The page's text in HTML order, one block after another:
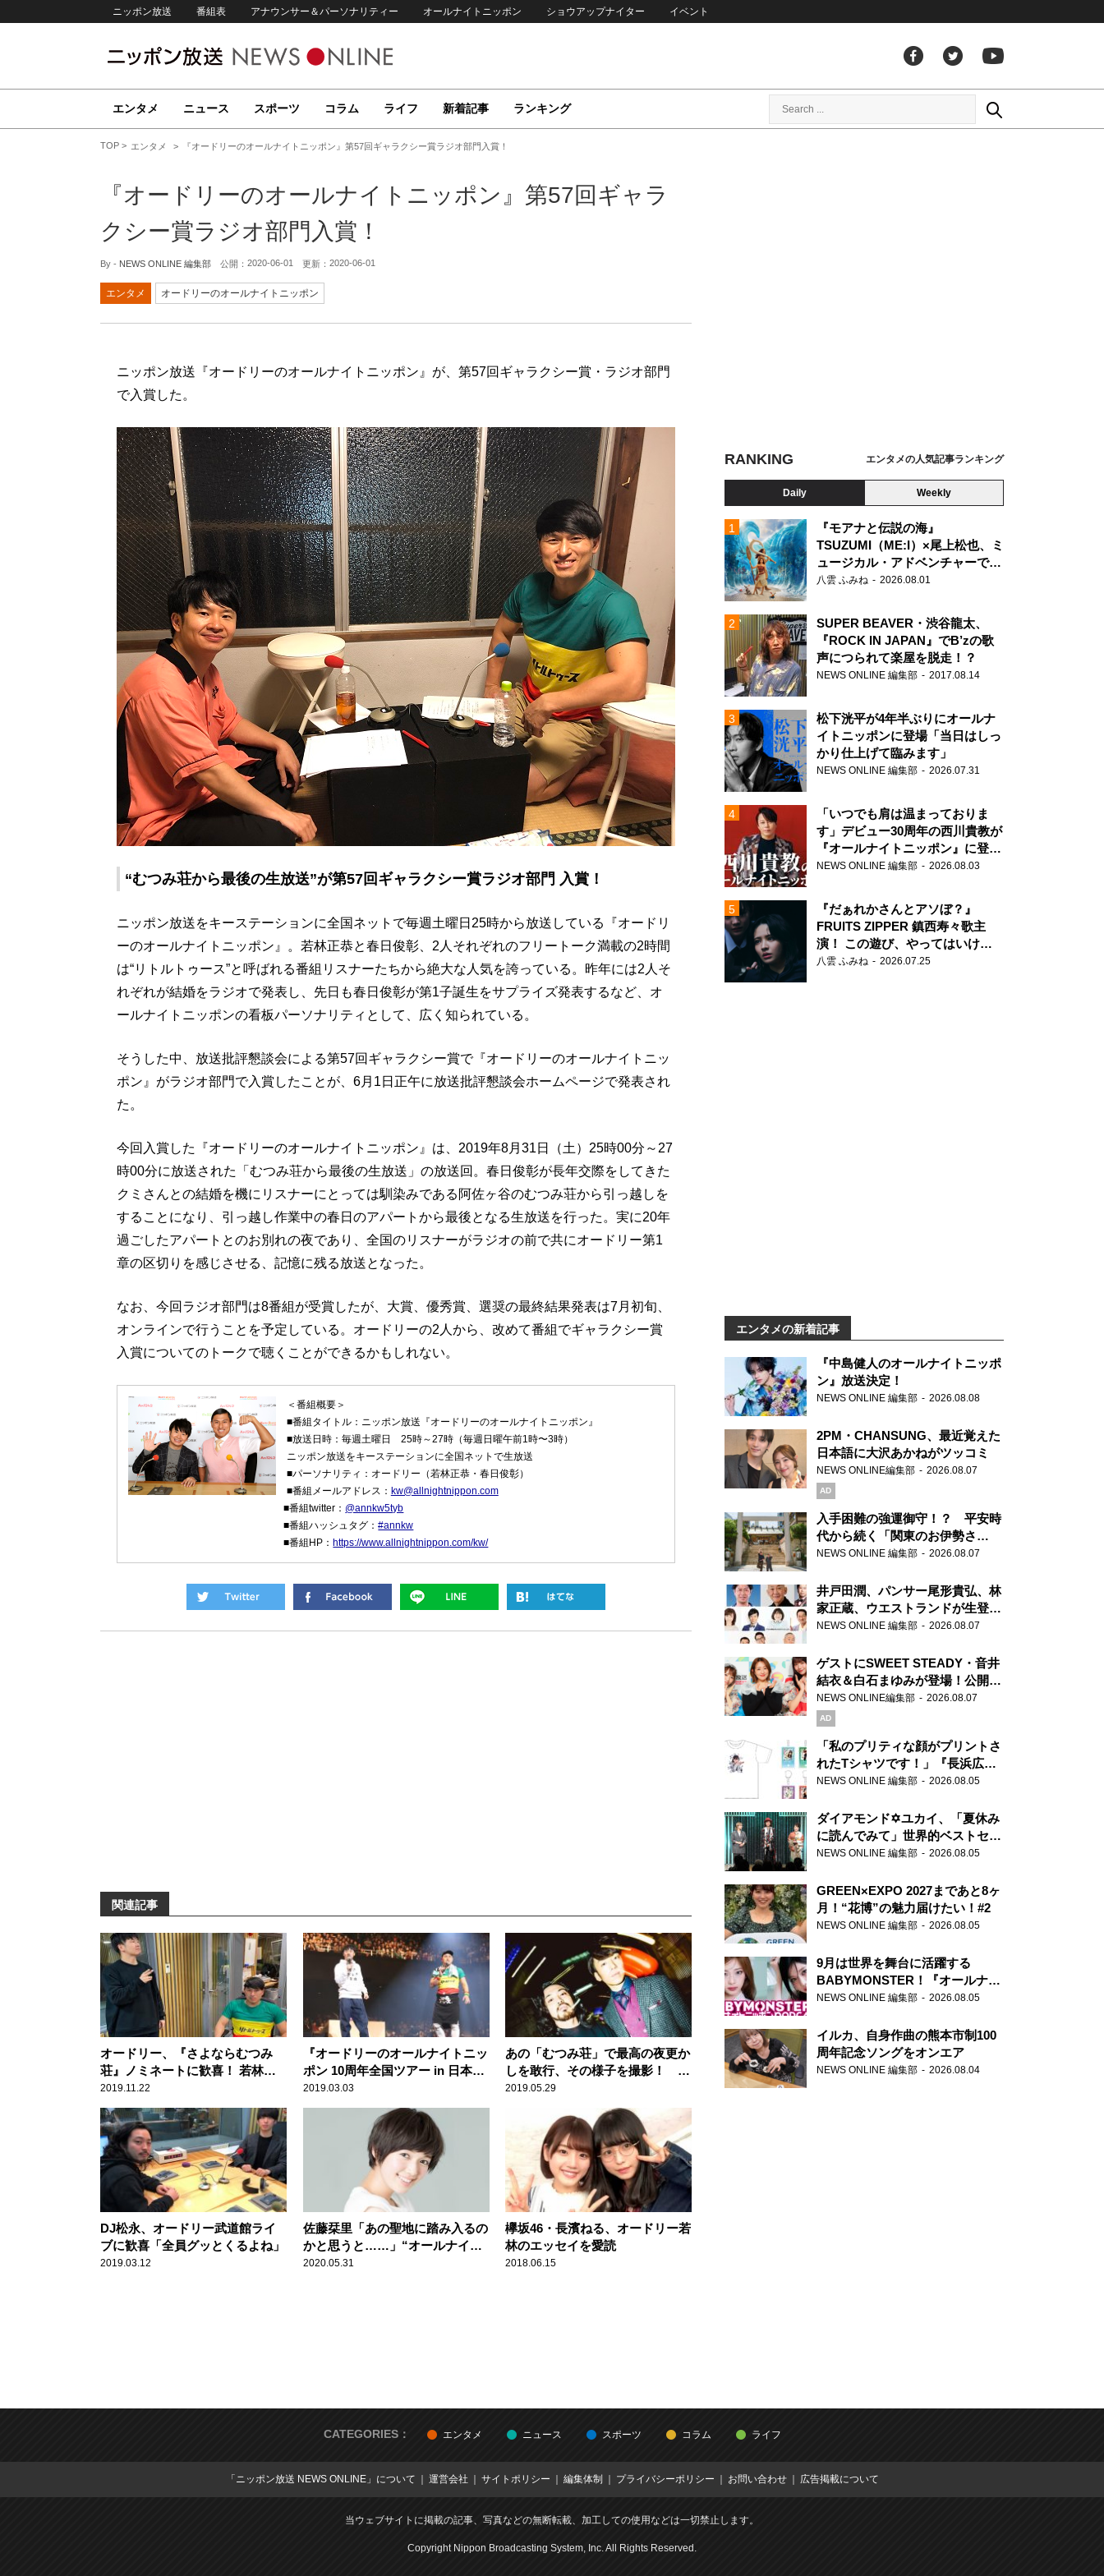
ニッポン放送 番組表 アナウンサー＆パーソナリティー オールナイトニッポン ショウアップナイター イベント
エンタメ ニュース スポーツ コラム ライフ 新着記事 ランキング
TOP エンタメ 『オードリーのオールナイトニッポン』第57回ギャラクシー賞ラジオ部門入賞！
『オードリーのオールナイトニッポン』第57回ギャラ
クシー賞ラジオ部門入賞！
By - NEWS ONLINE 編集部 公開： 2020-06-01 更新： 2020-06-01
エンタメ オードリーのオールナイトニッポン
ニッポン放送『オードリーのオールナイトニッポン』が、第57回ギャラクシー賞・ラジオ部門
で入賞した。
“むつみ荘から最後の生放送”が第57回ギャラクシー賞ラジオ部門 入賞！
ニッポン放送をキーステーションに全国ネットで毎週土曜日25時から放送している『オードリ
ーのオールナイトニッポン』。若林正恭と春日俊彰、2人それぞれのフリートーク満載の2時間
は“リトルトゥース”と呼ばれる番組リスナーたちから絶大な人気を誇っている。昨年には2人そ
れぞれが結婚をラジオで発表し、先日も春日俊彰が第1子誕生をサプライズ発表するなど、オ
ールナイトニッポンの看板パーソナリティとして、広く知られている。
そうした中、放送批評懇談会による第57回ギャラクシー賞で『オードリーのオールナイトニッ
ポン』がラジオ部門で入賞したことが、6月1日正午に放送批評懇談会ホームページで発表され
た。
今回入賞した『オードリーのオールナイトニッポン』は、2019年8月31日（土）25時00分～27
時00分に放送された「むつみ荘から最後の生放送」の放送回。春日俊彰が長年交際をしてきた
クミさんとの結婚を機にリスナーにとっては馴染みである阿佐ヶ谷のむつみ荘から引っ越しを
することになり、引っ越し作業中の春日のアパートから最後となる生放送を行った。実に20年
過ごしたアパートとのお別れの夜であり、全国のリスナーがラジオの前で共にオードリー第1
章の区切りを感じさせる、記憶に残る放送となった。
なお、今回ラジオ部門は8番組が受賞したが、大賞、優秀賞、選奨の最終結果発表は7月初旬、
オンラインで行うことを予定している。オードリーの2人から、改めて番組でギャラクシー賞
入賞についてのトークで聴くことができるかもしれない。
＜番組概要＞
■番組タイトル：ニッポン放送『オードリーのオールナイトニッポン』
■放送日時：毎週土曜日 25時～27時（毎週日曜午前1時〜3時）
ニッポン放送をキーステーションに全国ネットで生放送
■パーソナリティ：オードリー（若林正恭・春日俊彰）
■番組メールアドレス： kw@allnightnippon.com
■番組twitter： @annkw5tyb
■番組ハッシュタグ：#annkw
■番組HP：https://www.allnightnippon.com/kw/
関連記事
オードリー、『さよならむつみ
荘』ノミネートに歓喜！ 若林
「俺はめちゃくちゃギャラクシー
賞が欲しい！」
2019.11.22
『オードリーのオールナイトニッ
ポン 10周年全国ツアー in 日本武
道館』合計2万2千人のリトルトゥ
ースを沸かせる！
2019.03.03
あの「むつみ荘」で最高の夜更か
しを敢行、その様子を撮影！
Creepy Nuts「よふかしのうた」
Music Videoフル公開
2019.05.29
DJ松永、オードリー武道館ライ
ブに歓喜「全員グッとくるよね」
2019.03.12
佐藤栞里「あの聖地に踏み入るの
かと思うと……」“オールナイト
ニッポン”初登場！
2020.05.31
欅坂46・長濱ねる、オードリー若
林のエッセイを愛読
2018.06.15
RANKING エンタメの人気記事ランキング
Daily Weekly
『モアナと伝説の海』
TSUZUMI（ME:I）×尾上松也、ミ
ュージカル・アドベンチャーで美
声を響かせる
八雲 ふみね 2026.08.01
SUPER BEAVER・渋谷龍太、
『ROCK IN JAPAN』でB’zの歌
声につられて楽屋を脱走！？
NEWS ONLINE 編集部 2017.08.14
松下洸平が4年半ぶりにオールナ
イトニッポンに登場「当日はしっ
かり仕上げて臨みます」
NEWS ONLINE 編集部 2026.07.31
「いつでも肩は温まっておりま
す」デビュー30周年の西川貴教が
『オールナイトニッポン』に登
場！
NEWS ONLINE 編集部 2026.08.03
『だぁれかさんとアソぼ？』
FRUITS ZIPPER 鎮西寿々歌主
演！ この遊び、やってはいけま
せん。
八雲 ふみね 2026.07.25
エンタメの新着記事
『中島健人のオールナイトニッポ
ン』放送決定！
NEWS ONLINE 編集部 2026.08.08
2PM・CHANSUNG、最近覚えた
日本語に大沢あかねがツッコミ
NEWS ONLINE編集部 2026.08.07
AD
入手困難の強運御守！？ 平安時
代から続く「関東のお伊勢さ
ま」、芝大神宮にてランパンプス
NEWS ONLINE 編集部 2026.08.07
井戸田潤、パンサー尾形貴弘、林
家正蔵、ウエストランドが生登
場！『ラジオビバリー昼ズ』
NEWS ONLINE 編集部 2026.08.07
ゲストにSWEET STEADY・音井
結衣＆白石まゆみが登場！公開収
録で素顔全開！
NEWS ONLINE編集部 2026.08.07
AD
「私のプリティな顔がプリントさ
れたTシャツです！」『長浜広奈
天下無双』初の番組グッズ発売
NEWS ONLINE 編集部 2026.08.05
ダイアモンド✡ユカイ、「夏休み
に読んでみて」世界的ベストセラ
ー『アナスタシア』を紹介
NEWS ONLINE 編集部 2026.08.05
GREEN×EXPO 2027まであと8ヶ
月！“花博”の魅力届けたい！#2
NEWS ONLINE 編集部 2026.08.05
9月は世界を舞台に活躍する
BABYMONSTER！『オールナイ
トニッポンPODCAST』月替わり
NEWS ONLINE 編集部 2026.08.05
イルカ、自身作曲の熊本市制100
周年記念ソングをオンエア
NEWS ONLINE 編集部 2026.08.04
CATEGORIES： エンタメ ニュース スポーツ コラム ライフ
「ニッポン放送 NEWS ONLINE」について 運営会社 サイトポリシー 編集体制 プライバシーポリシー お問い合わせ 広告掲載について
当ウェブサイトに掲載の記事、写真などの無断転載、加工しての使用などは一切禁止します。
Copyright Nippon Broadcasting System, Inc. All Rights Reserved.